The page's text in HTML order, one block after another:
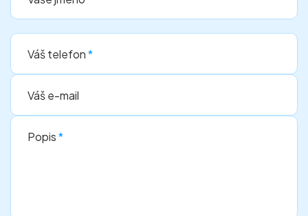
Váš telefon*
Váš e-mail
Popis*